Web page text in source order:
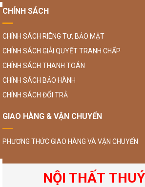
CHÍNH SÁCH
CHÍNH SÁCH RIÊNG TƯ, BẢO MẬT
CHÍNH SÁCH GIẢI QUYẾT TRANH CHẤP
CHÍNH SÁCH THANH TOÁN
CHÍNH SÁCH BẢO HÀNH
CHÍNH SÁCH ĐỔI TRẢ
GIAO HÀNG & VẬN CHUYỂN
PHƯƠNG THỨC GIAO HÀNG VÀ VẬN CHUYỂN
NỘI THẤT